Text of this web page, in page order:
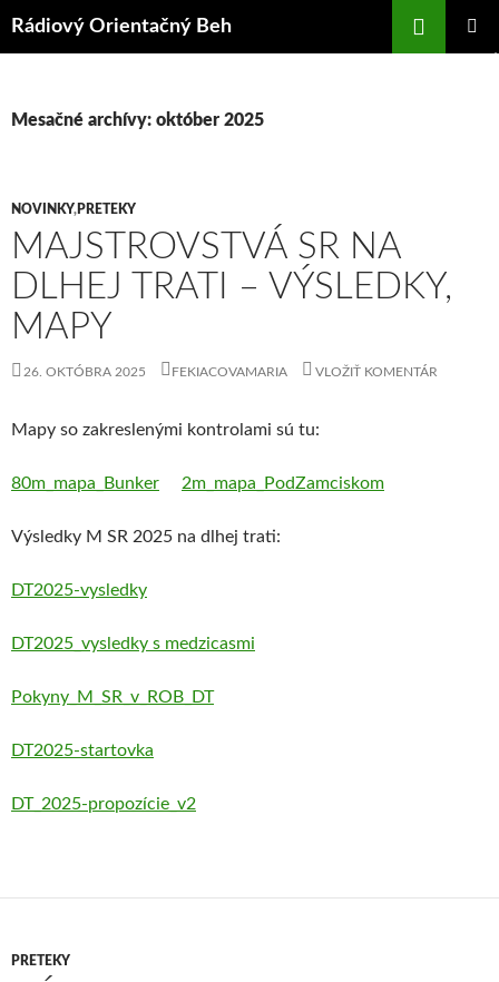
Rádiový Orientačný Beh
Mesačné archívy: október 2025
NOVINKY,PRETEKY
MAJSTROVSTVÁ SR NA
DLHEJ TRATI – VÝSLEDKY,
MAPY
26. OKTÓBRA 2025 FEKIACOVAMARIA VLOŽIŤ KOMENTÁR
Mapy so zakreslenými kontrolami sú tu:
80m_mapa_Bunker 2m_mapa_PodZamciskom
Výsledky M SR 2025 na dlhej trati:
DT2025-vysledky
DT2025_vysledky s medzicasmi
Pokyny_M_SR_v_ROB_DT
DT2025-startovka
DT_2025-propozície_v2
PRETEKY